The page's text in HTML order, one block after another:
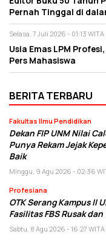
Pernah Tinggal di
Selasa, 7 Juli 2026 - 01:13 WITA
Usia Emas LPM
Pers Mahasiswa
BERITA TERBARU
Fakultas Ilmu Pendidikan
Dekan FIP UNM Nilai
Punya Rekam Jejak
Baik
Minggu, 9 Agu 2026 - 02:36
Profesiana
OTK Serang Kampus II
Fasilitas FBS Rusak dan
Sabtu, 8 Agu 2026 - 16:27 WITA